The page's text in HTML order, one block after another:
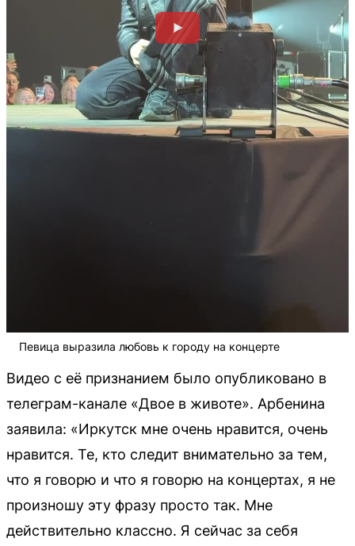
Певица выразила любовь к городу на концерте
Видео с её признанием было опубликовано в
телеграм-канале «Двое в животе». Арбенина
заявила: «Иркутск мне очень нравится, очень
нравится. Те, кто следит внимательно за тем,
что я говорю и что я говорю на концертах, я не
произношу эту фразу просто так. Мне
действительно классно. Я сейчас за себя